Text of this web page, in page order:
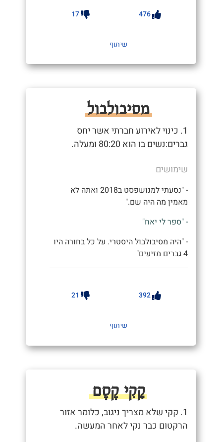
476
17
שיתוף
מסיבולבול
1. כינוי לאירוע חברתי אשר יחס
גברים:נשים בו הוא 80:20 ומעלה.
שימושים
- "נסעתי למנושפסט ב2018 ואתה לא
מאמין מה היה שם."
- "ספר לי יאח"
- "היה מסיבולבול היסטרי. על כל בחורה היו
4 גברים מזיעים"
392
21
שיתוף
קָקִי קֶסֶם
1. קקי שלא מצריך ניגוב, כלומר אזור
הרקטום כבר נקי לאחר המעשה.